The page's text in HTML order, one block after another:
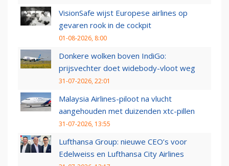
VisionSafe wijst Europese airlines op
gevaren rook in de cockpit
01-08-2026, 8:00
Donkere wolken boven IndiGo:
prijsvechter doet widebody-vloot weg
31-07-2026, 22:01
Malaysia Airlines-piloot na vlucht
aangehouden met duizenden xtc-pillen
31-07-2026, 13:55
Lufthansa Group: nieuwe CEO’s voor
Edelweiss en Lufthansa City Airlines